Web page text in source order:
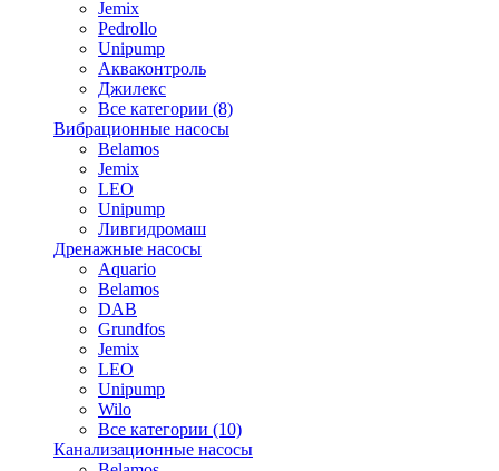
Jemix
Pedrollo
Unipump
Акваконтроль
Джилекс
Все категории (8)
Вибрационные насосы
Belamos
Jemix
LEO
Unipump
Ливгидромаш
Дренажные насосы
Aquario
Belamos
DAB
Grundfos
Jemix
LEO
Unipump
Wilo
Все категории (10)
Канализационные насосы